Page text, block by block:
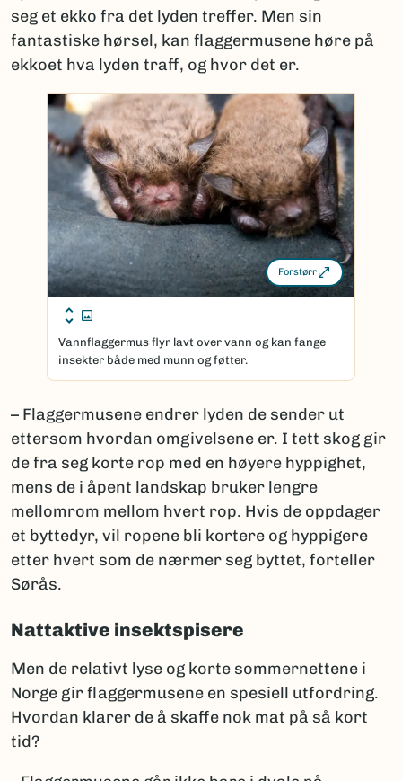
seg et ekko fra det lyden treffer. Men sin
fantastiske hørsel, kan flaggermusene høre på
ekkoet hva lyden traff, og hvor det er.
Forstørr
Vannflaggermus flyr lavt over vann og kan fange
insekter både med munn og føtter.
– Flaggermusene endrer lyden de sender ut
ettersom hvordan omgivelsene er. I tett skog gir
de fra seg korte rop med en høyere hyppighet,
mens de i åpent landskap bruker lengre
mellomrom mellom hvert rop. Hvis de oppdager
et byttedyr, vil ropene bli kortere og hyppigere
etter hvert som de nærmer seg byttet, forteller
Sørås.
Nattaktive insektspisere
Men de relativt lyse og korte sommernettene i
Norge gir flaggermusene en spesiell utfordring.
Hvordan klarer de å skaffe nok mat på så kort
tid?